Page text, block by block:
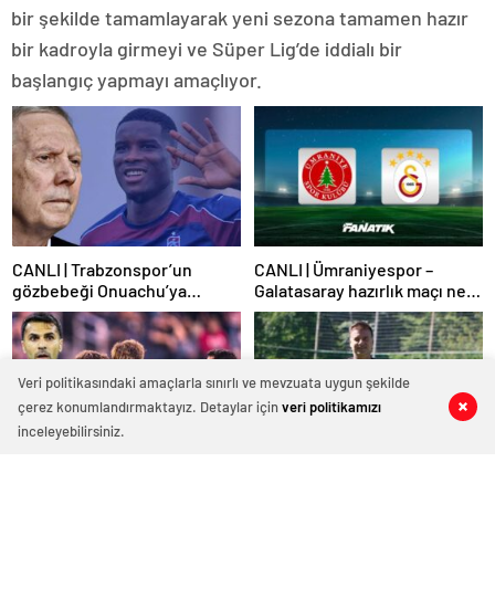
0 0
0 0
bir şekilde tamamlayarak yeni sezona tamamen hazır
bir kadroyla girmeyi ve Süper Lig’de iddialı bir
başlangıç yapmayı amaçlıyor.
CANLI | Trabzonspor’un
gözbebeği Onuachu’ya
Fenerbahçe’den teklif!
Transfer piyasasını
darmaduman eden iddia
CANLI | Ümraniyespor –
Galatasaray hazırlık maçı ne
zaman, saat kaçta hangi
kanalda? Galatasaray maçı
şifresiz mi?
Veri politikasındaki amaçlarla sınırlı ve mevzuata uygun şekilde
çerez konumlandırmaktayız. Detaylar içinveri politikamızı
inceleyebilirsiniz.